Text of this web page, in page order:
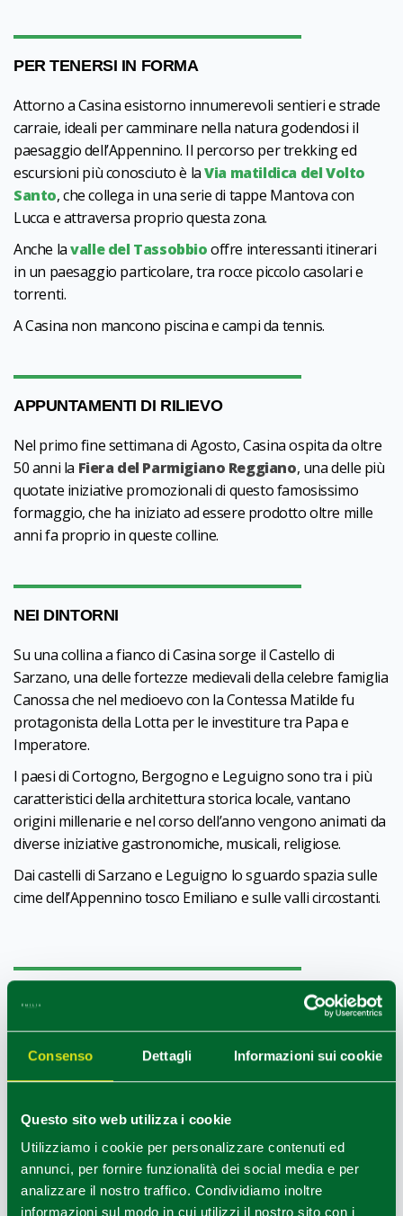
Consenso Dettagli Informazioni sui cookie
Questo sito web utilizza i cookie
Utilizziamo i cookie per personalizzare contenuti ed
annunci, per fornire funzionalità dei social media e per
analizzare il nostro traffico. Condividiamo inoltre
informazioni sul modo in cui utilizzi il nostro sito con i
PER TENERSI IN FORMA
Attorno a Casina esistorno innumerevoli sentieri e strade
carraie, ideali per camminare nella natura godendosi il
paesaggio dell’Appennino. Il percorso per trekking ed
escursioni più conosciuto è laVia matildica del Volto
Santo, che collega in una serie di tappe Mantova con
Lucca e attraversa proprio questa zona.
Anche lavalle del Tassobbiooffre interessanti itinerari
in un paesaggio particolare, tra rocce piccolo casolari e
torrenti.
A Casina non mancono piscina e campi da tennis.
APPUNTAMENTI DI RILIEVO
Nel primo fine settimana di Agosto, Casina ospita da oltre
50 anni la Fiera del Parmigiano Reggiano, una delle più
quotate iniziative promozionali di questo famosissimo
formaggio, che ha iniziato ad essere prodotto oltre mille
anni fa proprio in queste colline.
NEI DINTORNI
Su una collina a fianco di Casina sorge il Castello di
Sarzano, una delle fortezze medievali della celebre famiglia
Canossa che nel medioevo con la Contessa Matilde fu
protagonista della Lotta per le investiture tra Papa e
Imperatore.
I paesi di Cortogno, Bergogno e Leguigno sono tra i più
caratteristici della architettura storica locale, vantano
origini millenarie e nel corso dell’anno vengono animati da
diverse iniziative gastronomiche, musicali, religiose.
Dai castelli di Sarzano e Leguigno lo sguardo spazia sulle
cime dell’Appennino tosco Emiliano e sulle valli circostanti.
REDAZIONE
Redazione Appennino Reggiano
+
−